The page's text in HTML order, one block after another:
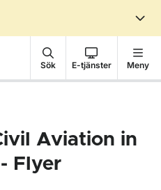
Sök E-tjänster Meny
Aviation in
Flyer